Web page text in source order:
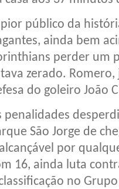
público da
ainda bem
perder um
zerado.
do goleiro João
penalidades
São Jorge de
por
16, ainda luta
no